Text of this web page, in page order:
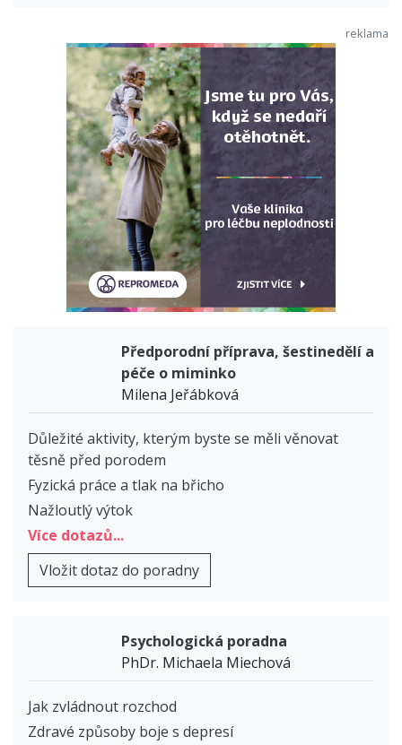
Předporodní příprava, šestinedělí a
péče o miminko
Milena Jeřábková
Důležité aktivity, kterým byste se měli věnovat
těsně před porodem
Fyzická práce a tlak na břicho
Nažloutlý výtok
Více dotazů...
Vložit dotaz do poradny
Psychologická poradna
PhDr. Michaela Miechová
Jak zvládnout rozchod
Zdravé způsoby boje s depresí